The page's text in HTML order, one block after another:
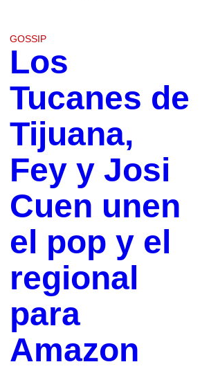
GOSSIP
Los
Tucanes de
Tijuana,
Fey y Josi
Cuen unen
el pop y el
regional
para
Amazon